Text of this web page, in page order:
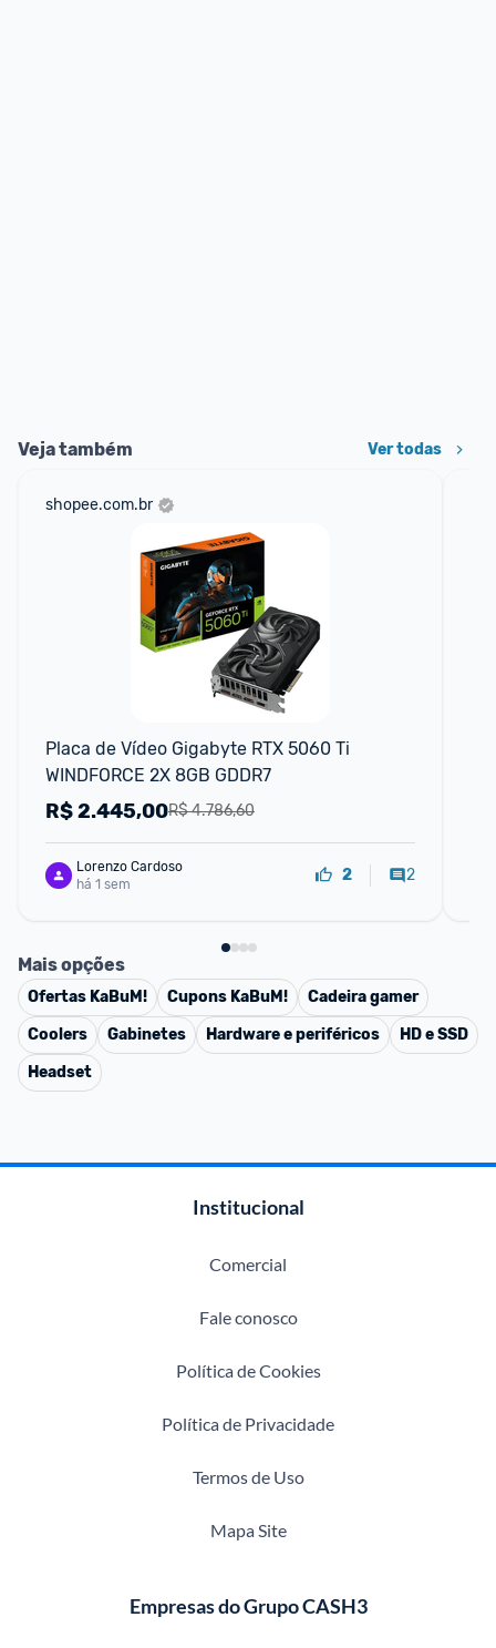
Veja também Ver todas
shopee.com.br
Placa de Vídeo Gigabyte RTX 5060 Ti
WINDFORCE 2X 8GB GDDR7
R$ 4.786,60
R$2.445,00
Lorenzo Cardoso
há 1 sem
2 2
Mais opções
Ofertas KaBuM! Cupons KaBuM!
Cadeira gamer
Coolers
Gabinetes Hardware e periféricos
HD e SSD
Headset
Institucional
Comercial
Fale conosco
Política de Cookies
Política de Privacidade
Termos de Uso
Mapa Site
Empresas do Grupo CASH3